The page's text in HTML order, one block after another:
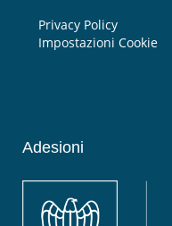
Privacy Policy
Impostazioni Cookie
Adesioni